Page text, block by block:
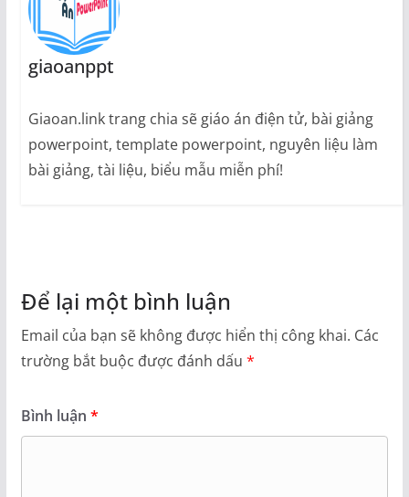
giaoanppt
Giaoan.link trang chia sẽ giáo án điện tử, bài giảng
powerpoint, template powerpoint, nguyên liệu làm
bài giảng, tài liệu, biểu mẫu miễn phí!
Để lại một bình luận
Email của bạn sẽ không được hiển thị công khai. Các
trường bắt buộc được đánh dấu *
Bình luận *